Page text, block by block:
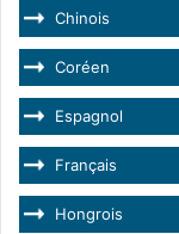
Chinois
Coréen
Espagnol
Français
Hongrois